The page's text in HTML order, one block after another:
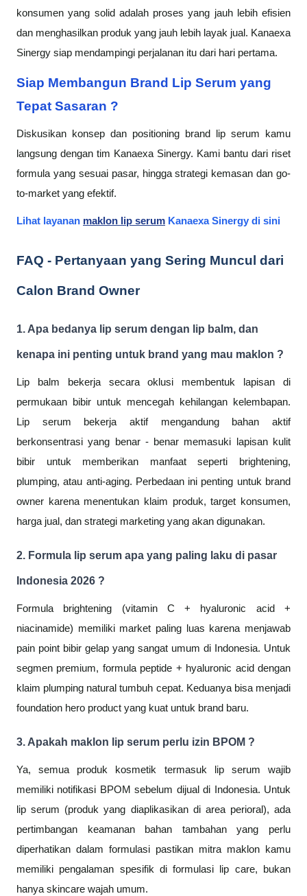
konsumen yang solid adalah proses yang jauh lebih efisien
dan menghasilkan produk yang jauh lebih layak jual. Kanaexa
Sinergy siap mendampingi perjalanan itu dari hari pertama.
Siap Membangun Brand Lip Serum yang
Tepat Sasaran ?
Diskusikan konsep dan positioning brand lip serum kamu
langsung dengan tim Kanaexa Sinergy. Kami bantu dari riset
formula yang sesuai pasar, hingga strategi kemasan dan go-
to-market yang efektif.
Lihat layanan maklon lip serum Kanaexa Sinergy di sini
FAQ - Pertanyaan yang Sering Muncul dari
Calon Brand Owner
1. Apa bedanya lip serum dengan lip balm, dan
kenapa ini penting untuk brand yang mau maklon ?
Lip balm bekerja secara oklusi membentuk lapisan di
permukaan bibir untuk mencegah kehilangan kelembapan.
Lip serum bekerja aktif mengandung bahan aktif
berkonsentrasi yang benar - benar memasuki lapisan kulit
bibir untuk memberikan manfaat seperti brightening,
plumping, atau anti-aging. Perbedaan ini penting untuk brand
owner karena menentukan klaim produk, target konsumen,
harga jual, dan strategi marketing yang akan digunakan.
2. Formula lip serum apa yang paling laku di pasar
Indonesia 2026 ?
Formula brightening (vitamin C + hyaluronic acid +
niacinamide) memiliki market paling luas karena menjawab
pain point bibir gelap yang sangat umum di Indonesia. Untuk
segmen premium, formula peptide + hyaluronic acid dengan
klaim plumping natural tumbuh cepat. Keduanya bisa menjadi
foundation hero product yang kuat untuk brand baru.
3. Apakah maklon lip serum perlu izin BPOM ?
Ya, semua produk kosmetik termasuk lip serum wajib
memiliki notifikasi BPOM sebelum dijual di Indonesia. Untuk
lip serum (produk yang diaplikasikan di area perioral), ada
pertimbangan keamanan bahan tambahan yang perlu
diperhatikan dalam formulasi pastikan mitra maklon kamu
memiliki pengalaman spesifik di formulasi lip care, bukan
hanya skincare wajah umum.